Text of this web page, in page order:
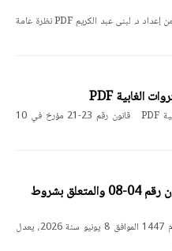
مطبوعة في مقياس الإجراءات الجزائية المعمق من إعداد د. لبنى عبد الكريم PDF نظرة عامة
قانون رقم 23-21 يتعلق بالغابات والثروات الغابية PDF قانون رقم 23-21 مؤرخ في 10
قانون رقم 26-12 يعدل ويتمم القانون رقم 04-08 والمتعلق بشروط
قانون رقم 26-12 مؤرخ في 22 ذي الحجة عام 1447 الموافق 8 يونيو سنة 2026، يعدل